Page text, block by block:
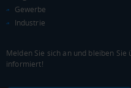
WIRTSCHAFTSKRAFT
Gewerbe
Industrie
Melden Sie sich an und bleiben
informiert!